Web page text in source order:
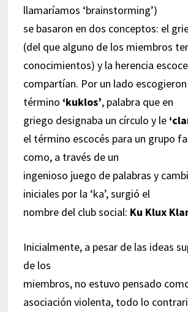
llamaríamos ‘brainstorming’)
se basaron en dos conceptos: el
(del que alguno de los miembros
conocimientos) y la herencia
compartían. Por un lado
término ‘kuklos’, palabra que en
griego designaba un círculo y le
el término escocés para un grupo
como, a través de un
ingenioso juego de palabras y
iniciales por la ‘ka’, surgió el
nombre del club social: Ku Klux
Inicialmente, a pesar de las ideas
de los
miembros, no estuvo pensado
asociación violenta, todo lo